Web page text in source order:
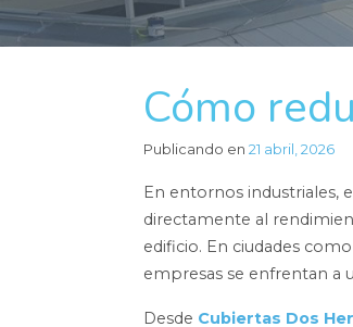
Cómo
Publicando en 21 abril, 2026
En entornos industriales,
directamente al
edificio. En ciudades
empresas se enfrentan a
Desde Cubiertas Dos